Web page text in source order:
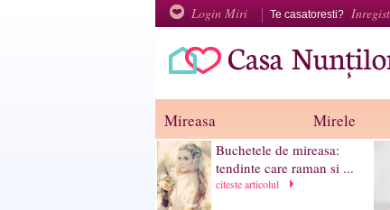
Login Miri Te casatoresti?
Mireasa Mirele
Buchetele de mireasa:
tendinte care raman si ...
citeste articolul